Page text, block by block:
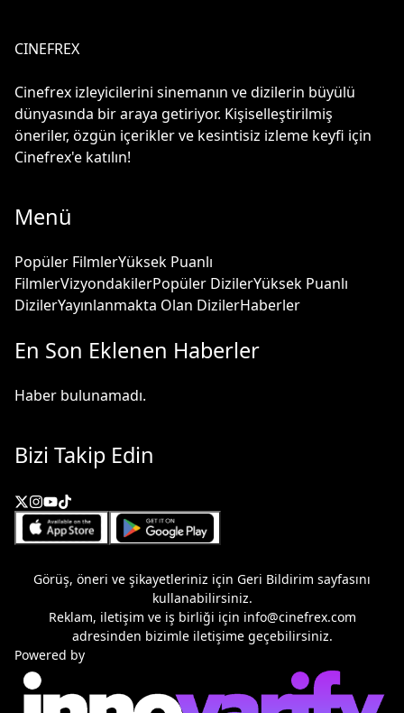
CINEFREX
Cinefrex izleyicilerini sinemanın ve dizilerin büyülü
dünyasında bir araya getiriyor. Kişiselleştirilmiş
öneriler, özgün içerikler ve kesintisiz izleme keyfi için
Cinefrex'e katılın!
Menü
Popüler FilmlerYüksek Puanlı
FilmlerVizyondakilerPopüler DizilerYüksek Puanlı
DizilerYayınlanmakta Olan DizilerHaberler
En Son Eklenen Haberler
Haber bulunamadı.
Bizi Takip Edin
Görüş, öneri ve şikayetleriniz için Geri Bildirim sayfasını
kullanabilirsiniz.
Reklam, iletişim ve iş birliği için info@cinefrex.com
adresinden bizimle iletişime geçebilirsiniz.
Powered by